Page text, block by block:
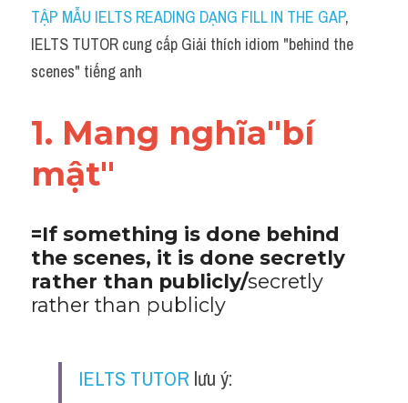
Idiom
Grammar
Word form
Cách dùng từ
Đề thi thật Task 2
Speaking
Reading
TẬP MẪU IELTS READING DẠNG FILL IN THE GAP,
IELTS TUTOR cung cấp Giải thích idiom "behind the
scenes" tiếng anh
1. Mang nghĩa"bí
mật"
=If something is done behind
the scenes, it is done secretly
rather than publicly/secretly
rather than publicly
IELTS TUTOR lưu ý: